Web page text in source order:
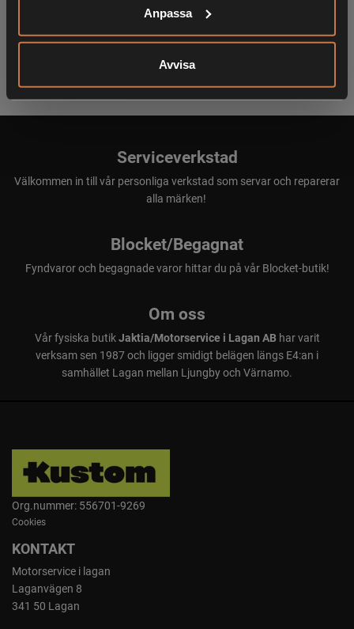
Anpassa
Avvisa
ANDRA HAR OCKSÅ TITTAT PÅ
Serviceverkstad
Välkommen in till vår personliga verkstad som servar och reparerar
alla märken!
Blocket/Begagnat
Fyndvaror och begagnade varor hittar du på vår Blocket-butik!
Om oss
Vår fysiska butikJaktia/Motorservice i Lagan ABhar varit
verksam sen 1987 och ligger smidigt belägen längs E4:an i
samhället Lagan mellan Ljungby och Värnamo.
Org.nummer: 556701-9269
Cookies
KONTAKT
Motorservice i lagan
Laganvägen 8
341 50 Lagan